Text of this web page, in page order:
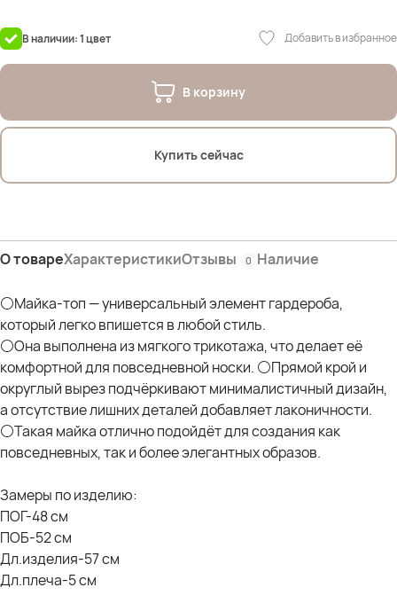
На фото модель Дарья (54р)
Параметры: рост 175см; ОГ 107см; ОТ 90см; ОЖ 112см; ОБ 120см*
отлично
В наличии: 1 цвет Добавить в избранное
В корзину
Купить сейчас
О товареХарактеристикиОтзывы 0 Наличие
⚪Майка-топ — универсальный элемент гардероба,
который легко впишется в любой стиль.
⚪Она выполнена из мягкого трикотажа, что делает её
комфортной для повседневной носки. ⚪Прямой крой и
округлый вырез подчёркивают минималистичный дизайн,
а отсутствие лишних деталей добавляет лаконичности.
⚪Такая майка отлично подойдёт для создания как
повседневных, так и более элегантных образов.
Замеры по изделию:
ПОГ-48 см
ПОБ-52 см
Дл.изделия-57 см
Дл.плеча-5 см